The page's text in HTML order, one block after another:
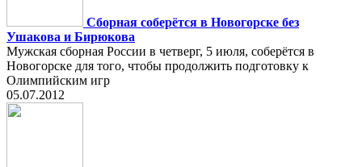
Сборная соберётся в Новогорске без
Ушакова и Бирюкова
Мужская сборная России в четверг, 5 июля, соберётся в
Новогорске для того, чтобы продолжить подготовку к
Олимпийским игр
05.07.2012